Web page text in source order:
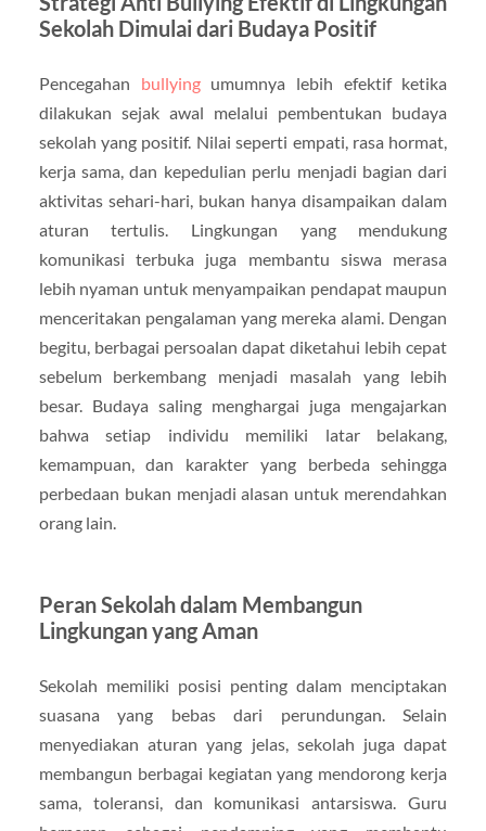
Sekolah Dimulai dari Budaya Positif
Pencegahan bullyingumumnya lebih efektif ketika
dilakukan sejak awal melalui pembentukan budaya
sekolah yang positif. Nilai seperti empati, rasa hormat,
kerja sama, dan kepedulian perlu menjadi bagian dari
aktivitas sehari-hari, bukan hanya disampaikan dalam
aturan tertulis. Lingkungan yang mendukung
komunikasi terbuka juga membantu siswa merasa
lebih nyaman untuk menyampaikan pendapat maupun
menceritakan pengalaman yang mereka alami. Dengan
begitu, berbagai persoalan dapat diketahui lebih cepat
sebelum berkembang menjadi masalah yang lebih
besar. Budaya saling menghargai juga mengajarkan
bahwa setiap individu memiliki latar belakang,
kemampuan, dan karakter yang berbeda sehingga
perbedaan bukan menjadi alasan untuk merendahkan
orang lain.
Peran Sekolah dalam Membangun
Lingkungan yang Aman
Sekolah memiliki posisi penting dalam menciptakan
suasana yang bebas dari perundungan. Selain
menyediakan aturan yang jelas, sekolah juga dapat
membangun berbagai kegiatan yang mendorong kerja
sama, toleransi, dan komunikasi antarsiswa. Guru